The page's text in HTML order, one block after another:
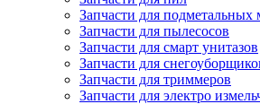
Запчасти для
Запчасти для пылесосов
Запчасти для смарт унитазов
Запчасти для
Запчасти для триммеров
Запчасти для электро